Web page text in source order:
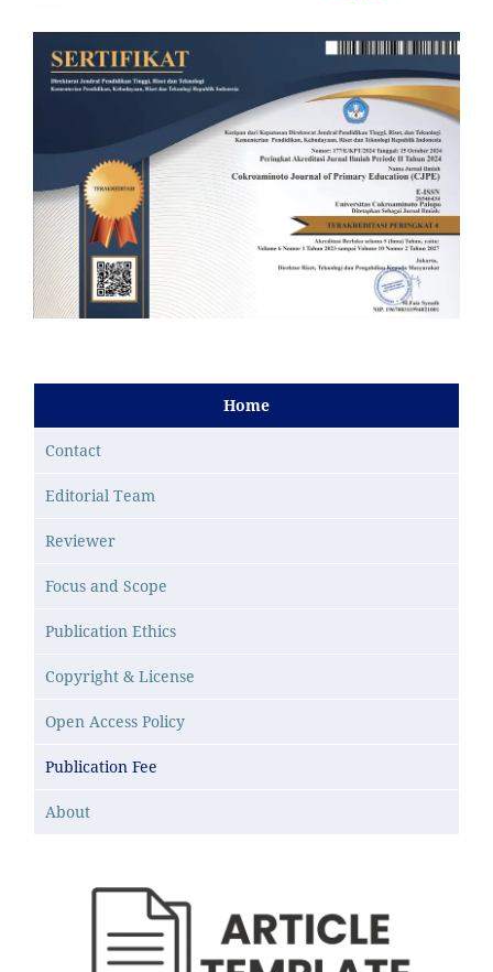
Home
Contact
Editorial Team
Reviewer
Focus and Scope
Publication Ethics
Copyright & License
Open Access Policy
Publication Fee
About